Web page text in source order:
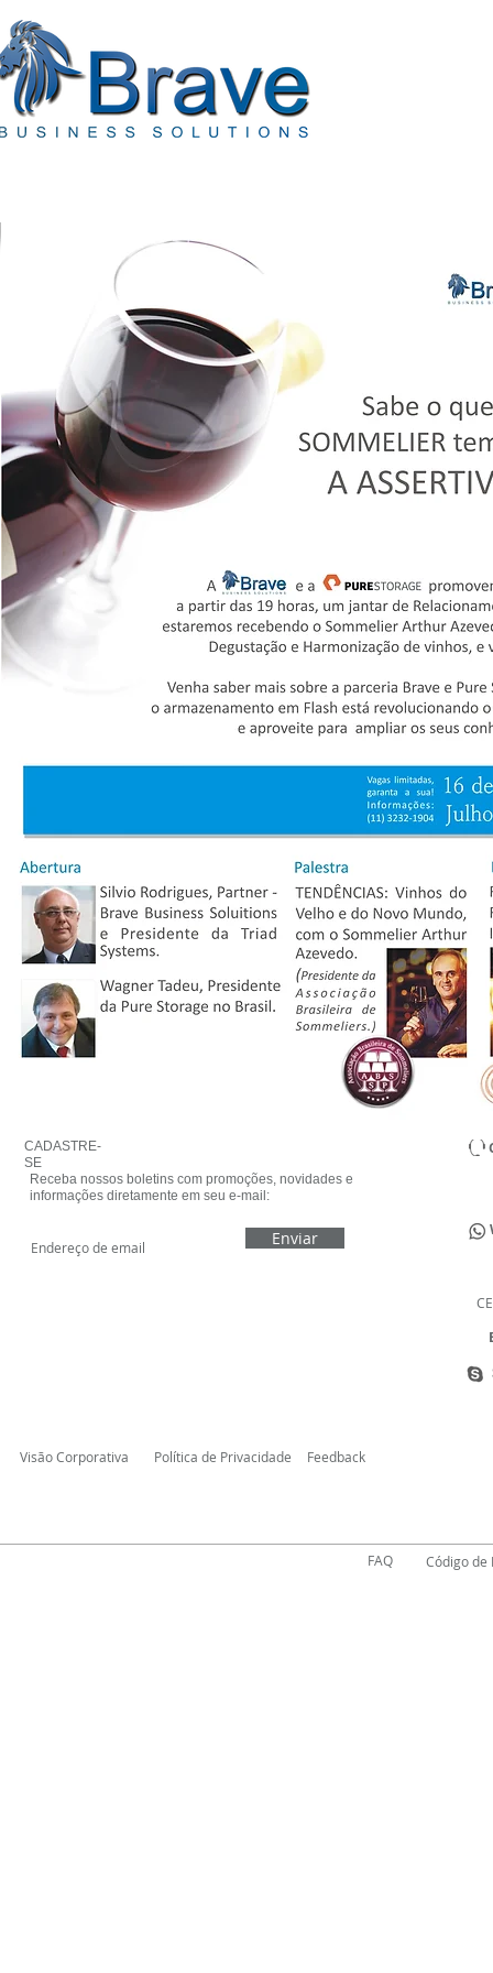
CADASTRE-
SE
Receba nossos boletins com promoções, novidades e
informações diretamente em seu e-mail:
Enviar
Visão Corporativa Política de Privacidade Feedback
FAQ Código de